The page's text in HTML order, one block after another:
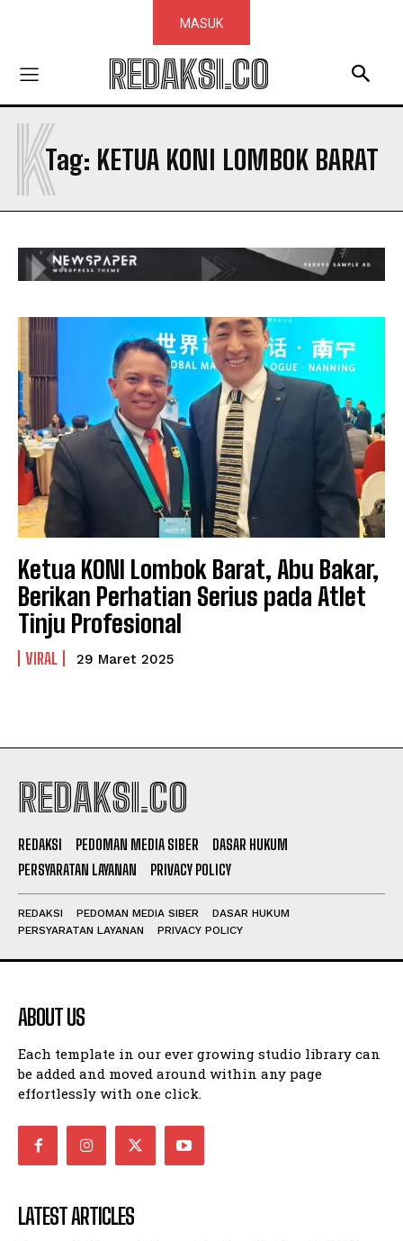
MASUK
REDAKSI.CO
Tag: KETUA KONI LOMBOK BARAT
K
Ketua KONI Lombok Barat, Abu Bakar,
Berikan Perhatian Serius pada Atlet
Tinju Profesional
VIRAL 29 Maret 2025
REDAKSI.CO
REDAKSI PEDOMAN MEDIA SIBER
DASAR HUKUM
PERSYARATAN LAYANAN
PRIVACY POLICY
REDAKSI PEDOMAN MEDIA SIBER
DASAR HUKUM
PERSYARATAN LAYANAN
PRIVACY POLICY
ABOUT US
Each template in our ever growing studio library can
be added and moved around within any page
effortlessly with one click.
LATEST ARTICLES